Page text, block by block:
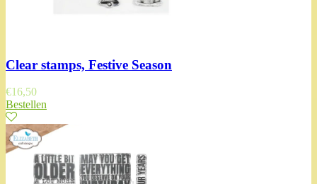
Clear stamps, Festive Season
€16,50
Bestellen